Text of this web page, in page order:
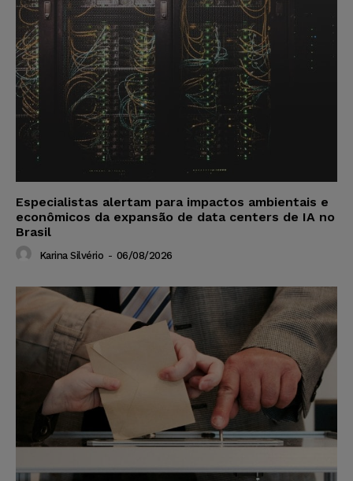
Especialistas alertam para impactos ambientais e
econômicos da expansão de data centers de IA no
Brasil
Karina Silvério - 06/08/2026